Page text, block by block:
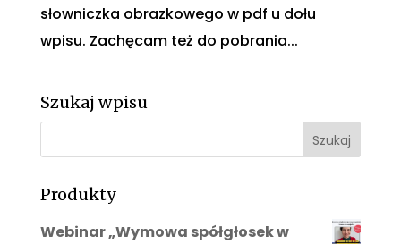
słowniczka obrazkowego w pdf u dołu
wpisu. Zachęcam też do pobrania...
Szukaj wpisu
Produkty
Webinar „Wymowa spółgłosek w